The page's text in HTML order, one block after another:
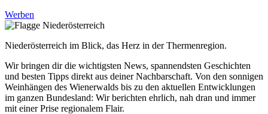
Werben
Niederösterreich im Blick, das Herz in der Thermenregion.
Wir bringen dir die wichtigsten News, spannendsten Geschichten
und besten Tipps direkt aus deiner Nachbarschaft. Von den sonnigen
Weinhängen des Wienerwalds bis zu den aktuellen Entwicklungen
im ganzen Bundesland: Wir berichten ehrlich, nah dran und immer
mit einer Prise regionalem Flair.